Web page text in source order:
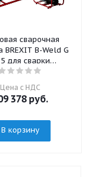
сварочная
B-Weld G
для сварки
труб
90 до 315мм
Цена с НДС
378руб.
В корзину